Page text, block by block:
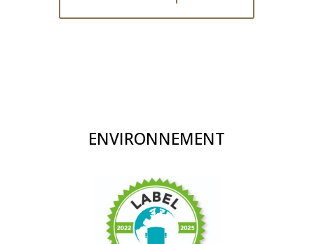
ENVIRONNEMENT